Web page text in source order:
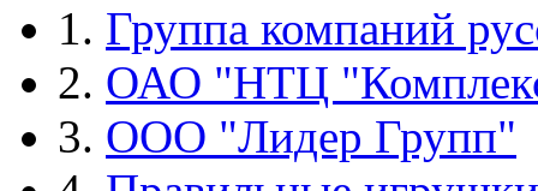
1. Группа компаний
2. ОАО "НТЦ
3. ООО "Лидер Групп"